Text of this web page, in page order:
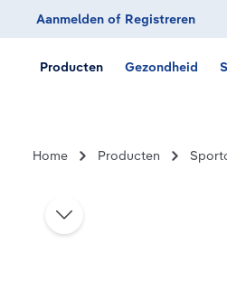
Ga naar de hoofdnavigatie
Aanmelden of Registreren
Producten Gezondheid
Home Producten
Afbeeldingengalerij